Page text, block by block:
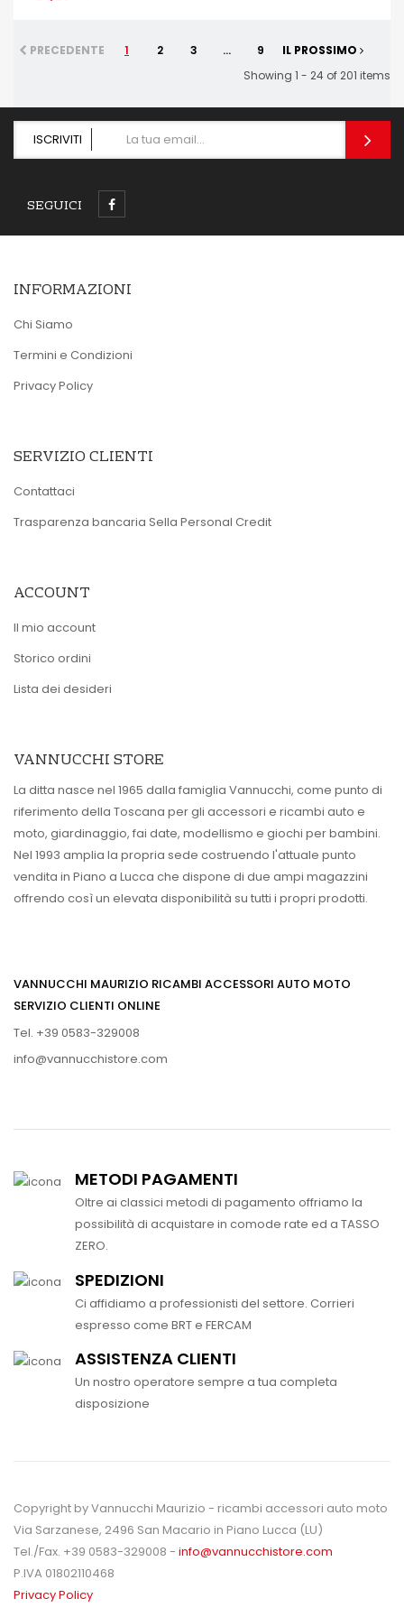
PRECEDENTE 1 2 3 ... 9
IL PROSSIMO
Showing 1 - 24 of 201 items
ISCRIVITI
SEGUICI
INFORMAZIONI
Chi Siamo
Termini e Condizioni
Privacy Policy
SERVIZIO CLIENTI
Contattaci
Trasparenza bancaria Sella Personal Credit
ACCOUNT
Il mio account
Storico ordini
Lista dei desideri
VANNUCCHI STORE
La ditta nasce nel 1965 dalla famiglia Vannucchi, come punto di
riferimento della Toscana per gli accessori e ricambi auto e
moto, giardinaggio, fai date, modellismo e giochi per bambini.
Nel 1993 amplia la propria sede costruendo l'attuale punto
vendita in Piano a Lucca che dispone di due ampi magazzini
offrendo così un elevata disponibilità su tutti i propri prodotti.
VANNUCCHI MAURIZIO RICAMBI ACCESSORI AUTO MOTO
SERVIZIO CLIENTI ONLINE
Tel. +39 0583-329008
info@vannucchistore.com
METODI PAGAMENTI
Oltre ai classici metodi di pagamento offriamo la
possibilità di acquistare in comode rate ed a TASSO
ZERO.
SPEDIZIONI
Ci affidiamo a professionisti del settore. Corrieri
espresso come BRT e FERCAM
ASSISTENZA CLIENTI
Un nostro operatore sempre a tua completa
disposizione
Copyright by Vannucchi Maurizio - ricambi accessori auto moto
Via Sarzanese, 2496 San Macario in Piano Lucca (LU)
Tel./Fax. +39 0583-329008 - info@vannucchistore.com
P.IVA 01802110468
Privacy Policy